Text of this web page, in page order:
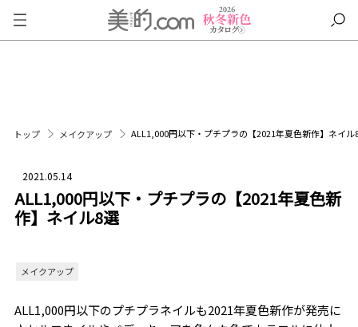
トップ メイクアップ ALL1,000円以下・プチプラの【2021年夏色新作】ネイル
2021.05.14
ALL1,000円以下・プチプラの【2021年夏色新
作】ネイル8選
メイクアップ
ALL1,000円以下のプチプラネイルも2021年夏色新作が発売に